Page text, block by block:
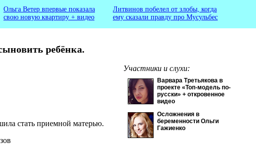
ребёнка.
Ольга Ветер впервые показала
свою новую квартиру + видео
Литвинов побелел от злобы, когда
ему сказали правду про Мусульбес
Участники и слухи:
Варвара Третьякова в
проекте «Топ-модель по-
русски» + откровенное
видео
Осложнения в
беременности Ольги
Гажиенко
стать приемной матерью.